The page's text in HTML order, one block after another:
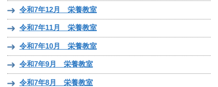
令和7年12月 栄養教室
令和7年11月 栄養教室
令和7年10月 栄養教室
令和7年9月 栄養教室
令和7年8月 栄養教室